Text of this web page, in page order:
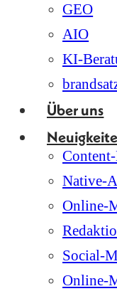
GEO
AIO
KI-
Über uns
Native-
Online-
Social-
Online-